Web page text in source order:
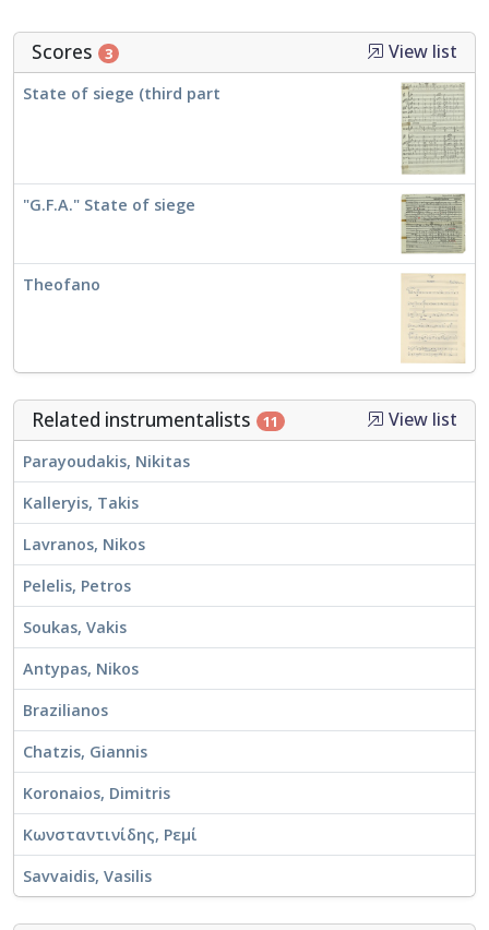
Scores 3 View list
State of siege (third part
"G.F.A." State of siege
Theofano
Related instrumentalists 11 View list
Parayoudakis, Nikitas
Kalleryis, Takis
Lavranos, Nikos
Pelelis, Petros
Soukas, Vakis
Antypas, Nikos
Brazilianos
Chatzis, Giannis
Koronaios, Dimitris
Κωνσταντινίδης, Ρεμί
Savvaidis, Vasilis